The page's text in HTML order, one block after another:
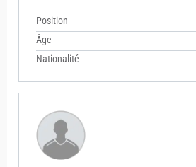
Position
Âge
Nationalité